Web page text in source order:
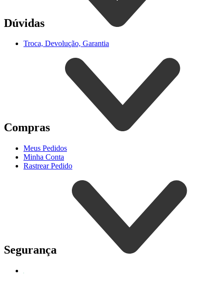
Dúvidas
Troca, Devolução, Garantia
Compras
Meus Pedidos
Minha Conta
Rastrear Pedido
Segurança